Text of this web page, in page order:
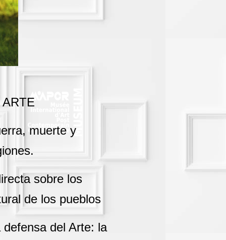
muerte y
sobre los
de los pueblos
del Arte: la